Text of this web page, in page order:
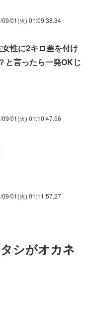
09/01(火) 01:09:38.34
性に2キロ差を付け
と言ったら一発OKじ
09/01(火) 01:10:47.56
09/01(火) 01:11:57.27
シがオカネ